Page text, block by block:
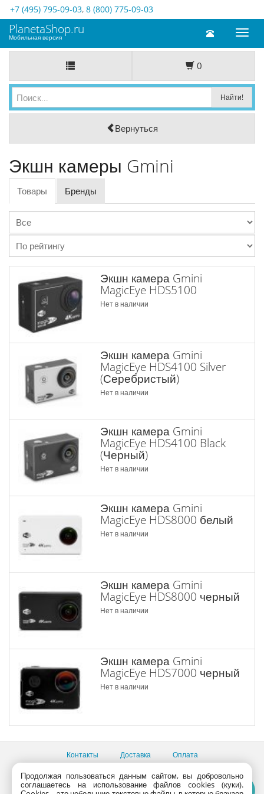
+7 (495) 795-09-03, 8 (800) 775-09-03
Toggle
PlanetaShop.ru
Мобильная версия
0
Вернуться
Экшн камеры Gmini
Товары Бренды
Экшн камера Gmini
MagicEye HDS5100
Нет в наличии
Экшн камера Gmini
MagicEye HDS4100 Silver
(Серебристый)
Нет в наличии
Экшн камера Gmini
MagicEye HDS4100 Black
(Черный)
Нет в наличии
Экшн камера Gmini
MagicEye HDS8000 белый
Нет в наличии
Экшн камера Gmini
MagicEye HDS8000 черный
Нет в наличии
Экшн камера Gmini
MagicEye HDS7000 черный
Нет в наличии
Контакты Доставка Оплата
Все пункты выдачи
Консультации продавцов по телефону:+7 (495) 795-09-03,
Продолжая пользоваться данным сайтом, вы добровольно
соглашаетесь на использование файлов cookies (куки).